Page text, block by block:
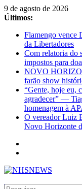
Pular
para
conteúdo
9 de agosto de 2026
Últimos:
Flamengo vence
da Libertadores
Com relatoria do
impostos para
NOVO
farão show
“Gente, hoje eu,
agradecer” —
homenagem à
O vereador Luiz
Novo Horizonte